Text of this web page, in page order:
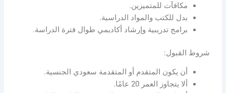
مكافآت للمتميزين.
بدل للكتب والمواد الدراسية.
برامج تدريبية وإرشاد أكاديمي طوال فترة الدراسة.
شروط القبول:
أن يكون المتقدم أو المتقدمة سعودي الجنسية.
ألا يتجاوز العمر 20 عامًا.